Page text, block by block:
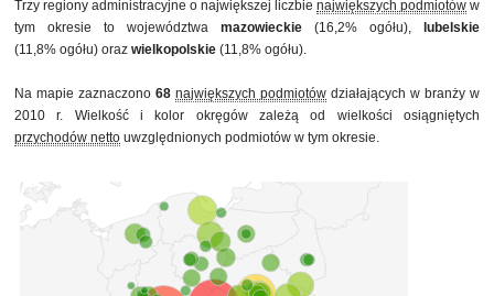
Trzy regiony administracyjne o największej liczbie największych podmiotów w
tym okresie to województwa mazowieckie (16,2% ogółu),
lubelskie
(11,8% ogółu) oraz wielkopolskie (11,8% ogółu).
Na mapie zaznaczono 68 największych podmiotów działających w branży w
2010 r. Wielkość i kolor okręgów zależą od wielkości osiągniętych
przychodów netto uwzględnionych podmiotów w tym okresie.